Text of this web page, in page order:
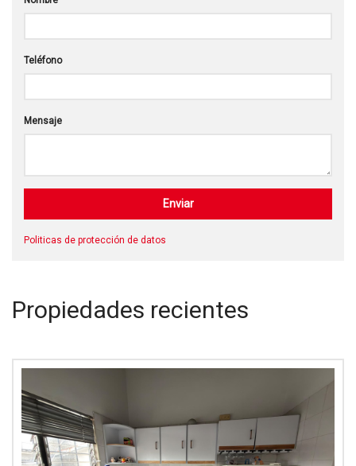
Teléfono
Mensaje
Politicas de protección de datos
Propiedades recientes